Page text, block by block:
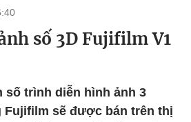
số 3D Fujifilm V1
số trình diễn hình ảnh 3
Fujifilm sẽ được bán trên thị